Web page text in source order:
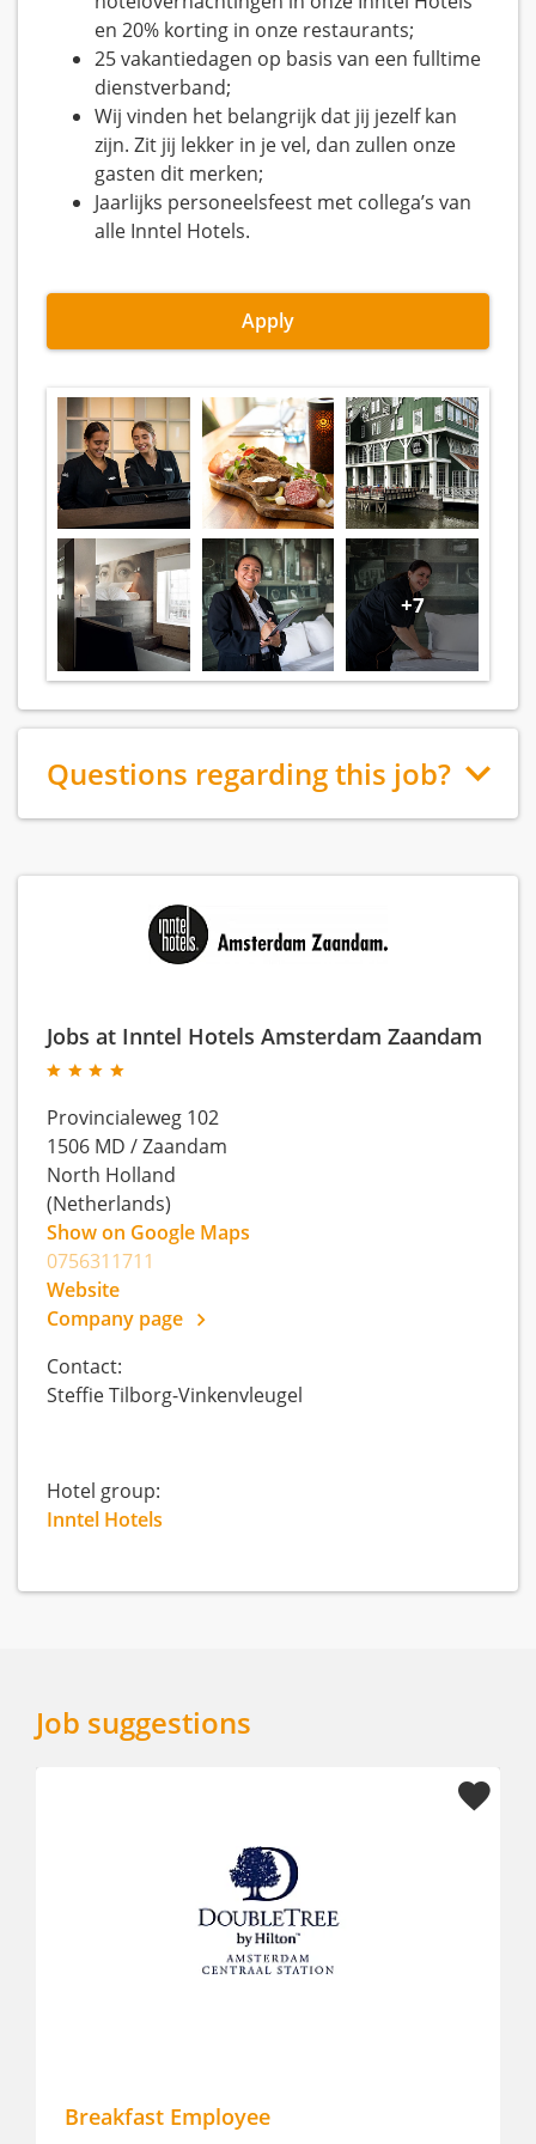
en 20% korting in onze restaurants;
25 vakantiedagen op basis van een fulltime
dienstverband;
Wij vinden het belangrijk dat jij jezelf kan
zijn. Zit jij lekker in je vel, dan zullen onze
gasten dit merken;
Jaarlijks personeelsfeest met collega’s van
alle Inntel Hotels.
Apply
+7
Questions regarding this job?
Jobs at Inntel Hotels Amsterdam Zaandam
Provincialeweg 102
1506 MD /Zaandam
North Holland
(Netherlands)
Show on Google Maps
0756311711
Website
Company page
Contact:
Steffie Tilborg-Vinkenvleugel
Hotel group:
Inntel Hotels
Job suggestions
Breakfast Employee